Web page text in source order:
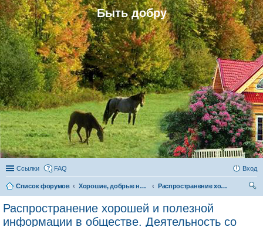
Быть добру
Ссылки FAQ Вход
Список форумов Хорошие, добрые новости и их распространение в обществе
Распространение хорошей и полезной информации в обществе. Деятельность со СМИ
Распространение хорошей и полезной
информации в обществе. Деятельность со